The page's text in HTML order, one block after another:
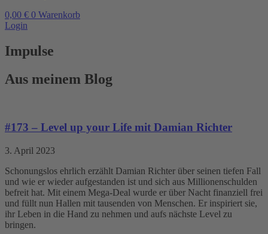
0,00 € 0 Warenkorb
Login
Impulse
Aus meinem Blog
#173 – Level up your Life mit Damian Richter
3. April 2023
Schonungslos ehrlich erzählt Damian Richter über seinen tiefen Fall
und wie er wieder aufgestanden ist und sich aus Millionenschulden
befreit hat. Mit einem Mega-Deal wurde er über Nacht finanziell frei
und füllt nun Hallen mit tausenden von Menschen. Er inspiriert sie,
ihr Leben in die Hand zu nehmen und aufs nächste Level zu
bringen.